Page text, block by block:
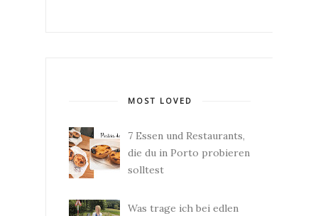
MOST LOVED
7 Essen und Restaurants,
die du in Porto probieren
solltest
Was trage ich bei edlen